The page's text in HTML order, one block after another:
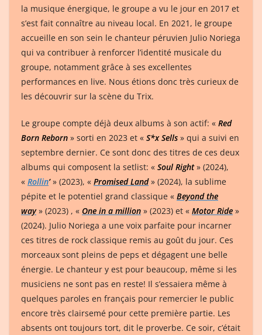
la musique énergique, le groupe a vu le jour en 2017 et
s’est fait connaître au niveau local. En 2021, le groupe
accueille en son sein le chanteur péruvien Julio Noriega
qui va contribuer à renforcer l’identité musicale du
groupe, notamment grâce à ses excellentes
performances en live. Nous étions donc très curieux de
les découvrir sur la scène du Trix.
Le groupe compte déjà deux albums à son actif: « Red
Born Reborn » sorti en 2023 et « S*x Sells » qui a suivi en
septembre dernier. Ce sont donc des titres de ces deux
albums qui composent la setlist: « Soul Right» (2024),
« Rollin‘» (2023), « Promised Land» (2024), la sublime
pépite et le potentiel grand classique « Beyond the
way» (2023) , « One in a million » (2023) et « Motor Ride »
(2024). Julio Noriega a une voix parfaite pour incarner
ces titres de rock classique remis au goût du jour. Ces
morceaux sont pleins de peps et dégagent une belle
énergie. Le chanteur y est pour beaucoup, même si les
musiciens ne sont pas en reste! Il s’essaiera même à
quelques paroles en français pour remercier le public
encore très clairsemé pour cette première partie. Les
absents ont toujours tort, dit le proverbe. Ce soir, c’était